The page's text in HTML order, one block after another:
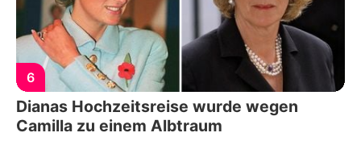
6
Dianas Hochzeitsreise wurde wegen
Camilla zu einem Albtraum